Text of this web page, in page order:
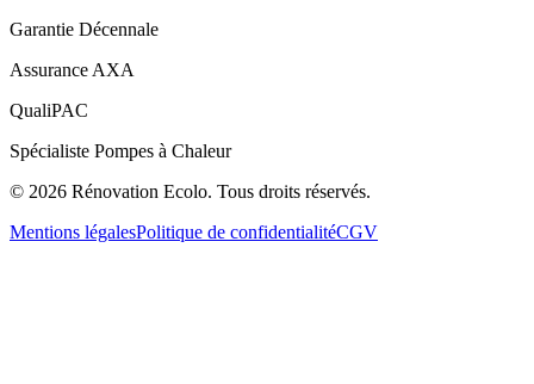
Garantie Décennale
Assurance AXA
QualiPAC
Spécialiste Pompes à Chaleur
© 2026 Rénovation Ecolo. Tous droits réservés.
Mentions légalesPolitique de confidentialitéCGV